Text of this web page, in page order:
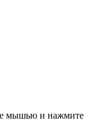
мышью и нажмите